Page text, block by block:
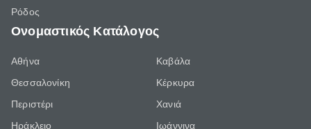
Ρόδος
Ονομαστικός Κατάλογος
Αθήνα
Θεσσαλονίκη
Περιστέρι
Ηράκλειο
Καβάλα
Κέρκυρα
Χανιά
Ιωάννινα